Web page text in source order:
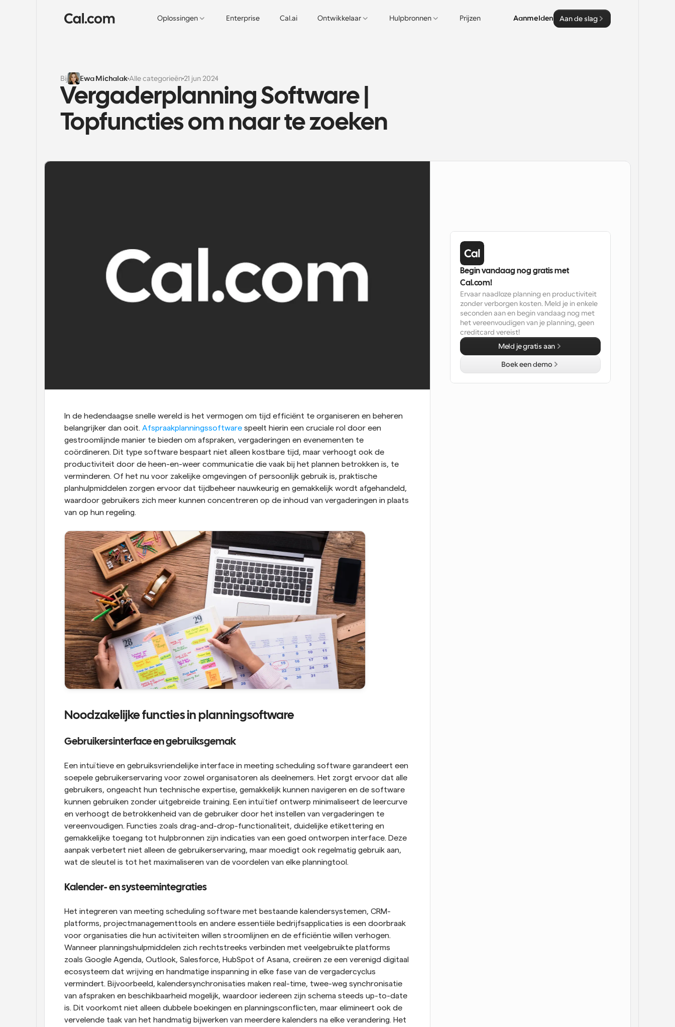
Oplossingen Enterprise Cal.ai Ontwikkelaar Hulpbronnen Prijzen Aanmelden Aan de slag
Bij Ewa MichalakAlle categorieën21 jun 2024
Vergaderplanning Software |
Topfuncties om naar te zoeken
In de hedendaagse snelle wereld is het vermogen om tijd efficiënt te organiseren en beheren
belangrijker dan ooit. Afspraakplanningssoftware speelt hierin een cruciale rol door een
gestroomlijnde manier te bieden om afspraken, vergaderingen en evenementen te
coördineren. Dit type software bespaart niet alleen kostbare tijd, maar verhoogt ook de
productiviteit door de heen-en-weer communicatie die vaak bij het plannen betrokken is, te
verminderen. Of het nu voor zakelijke omgevingen of persoonlijk gebruik is, praktische
planhulpmiddelen zorgen ervoor dat tijdbeheer nauwkeurig en gemakkelijk wordt afgehandeld,
waardoor gebruikers zich meer kunnen concentreren op de inhoud van vergaderingen in plaats
van op hun regeling.
Noodzakelijke functies in planningsoftware
Gebruikersinterface en gebruiksgemak
Een intuïtieve en gebruiksvriendelijke interface in meeting scheduling software garandeert een
soepele gebruikerservaring voor zowel organisatoren als deelnemers. Het zorgt ervoor dat alle
gebruikers, ongeacht hun technische expertise, gemakkelijk kunnen navigeren en de software
kunnen gebruiken zonder uitgebreide training. Een intuïtief ontwerp minimaliseert de leercurve
en verhoogt de betrokkenheid van de gebruiker door het instellen van vergaderingen te
vereenvoudigen. Functies zoals drag-and-drop-functionaliteit, duidelijke etikettering en
gemakkelijke toegang tot hulpbronnen zijn indicaties van een goed ontworpen interface. Deze
aanpak verbetert niet alleen de gebruikerservaring, maar moedigt ook regelmatig gebruik aan,
wat de sleutel is tot het maximaliseren van de voordelen van elke planningtool.
Kalender- en systeemintegraties
Het integreren van meeting scheduling software met bestaande kalendersystemen, CRM-
platforms, projectmanagementtools en andere essentiële bedrijfsapplicaties is een doorbraak
voor organisaties die hun activiteiten willen stroomlijnen en de efficiëntie willen verhogen.
Wanneer planningshulpmiddelen zich rechtstreeks verbinden met veelgebruikte platforms
zoals Google Agenda, Outlook, Salesforce, HubSpot of Asana, creëren ze een verenigd digitaal
ecosysteem dat wrijving en handmatige inspanning in elke fase van de vergadercyclus
vermindert. Bijvoorbeeld, kalendersynchronisaties maken real-time, twee-weg synchronisatie
van afspraken en beschikbaarheid mogelijk, waardoor iedereen zijn schema steeds up-to-date
is. Dit voorkomt niet alleen dubbele boekingen en planningsconflicten, maar elimineert ook de
vervelende taak van het handmatig bijwerken van meerdere kalenders na elke verandering. Het
Begin vandaag nog gratis met
Cal.com!
Ervaar naadloze planning en productiviteit
zonder verborgen kosten. Meld je in enkele
seconden aan en begin vandaag nog met
het vereenvoudigen van je planning, geen
creditcard vereist!
Meld je gratis aan
Boek een demo